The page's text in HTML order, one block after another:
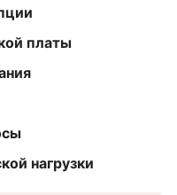
платы
нагрузки